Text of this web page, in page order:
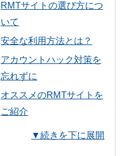
RMTサイトの選び方につ
いて
安全な利用方法とは？
アカウントハック対策を
忘れずに
オススメのRMTサイトを
ご紹介
▼続きを下に展開